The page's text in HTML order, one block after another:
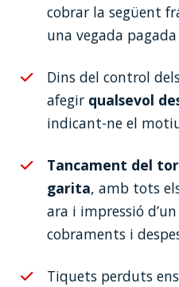
cobrar la següent
una vegada pagada
Dins del control
afegir qualsevol
indicant-ne el
Tancament del
garita, amb tots
ara i impressió
cobraments i
Tiquets perduts